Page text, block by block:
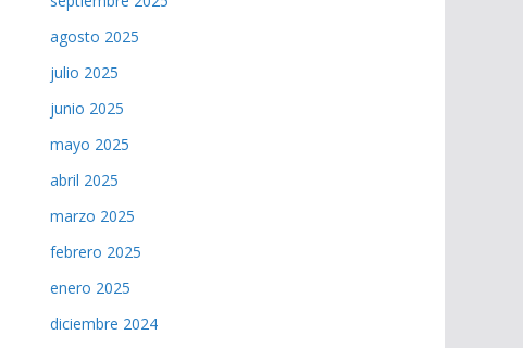
agosto 2025
julio 2025
junio 2025
mayo 2025
abril 2025
marzo 2025
febrero 2025
enero 2025
diciembre 2024